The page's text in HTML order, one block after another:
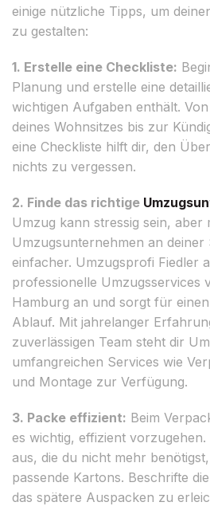
einige nützliche Tipps, um
zu gestalten:
1. Erstelle eine Checkliste:
Planung und erstelle eine
wichtigen Aufgaben enthält.
deines Wohnsitzes bis zur
eine Checkliste hilft dir, den
nichts zu vergessen.
2. Finde das richtige
Umzug kann stressig sein, aber
Umzugsunternehmen an deiner
einfacher. Umzugsprofi Fiedler
professionelle Umzugsservices
Hamburg an und sorgt für
Ablauf. Mit jahrelanger
zuverlässigen Team steht dir
umfangreichen Services wie
und Montage zur Verfügung.
3. Packe effizient: Beim
es wichtig, effizient
aus, die du nicht mehr
passende Kartons. Beschrifte
das spätere Auspacken zu